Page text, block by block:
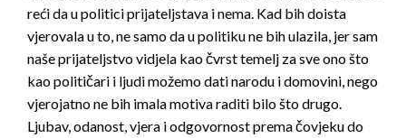
reći da u politici prijateljstava i nema. Kad bih doista
vjerovala u to, ne samo da u politiku ne bih ulazila, jer sam
naše prijateljstvo vidjela kao čvrst temelj za sve ono što
kao političari i ljudi možemo dati narodu i domovini, nego
vjerojatno ne bih imala motiva raditi bilo što drugo.
Ljubav, odanost, vjera i odgovornost prema čovjeku do